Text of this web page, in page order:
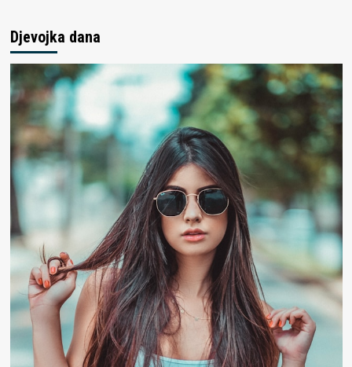
Djevojka dana